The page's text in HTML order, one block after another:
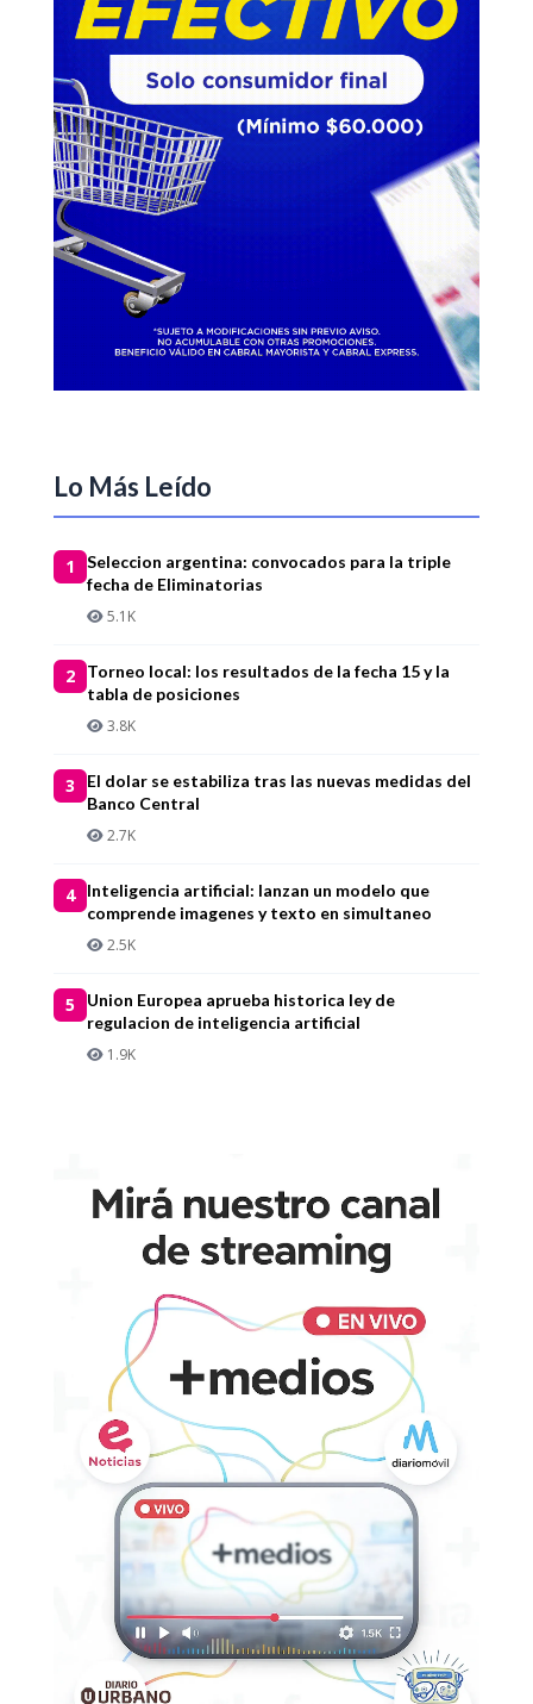
Lo Más Leído
1
Seleccion argentina: convocados para la triple
fecha de Eliminatorias
5.1K
2
Torneo local: los resultados de la fecha 15 y la
tabla de posiciones
3.8K
3
El dolar se estabiliza tras las nuevas medidas del
Banco Central
2.7K
4
Inteligencia artificial: lanzan un modelo que
comprende imagenes y texto en simultaneo
2.5K
5
Union Europea aprueba historica ley de
regulacion de inteligencia artificial
1.9K